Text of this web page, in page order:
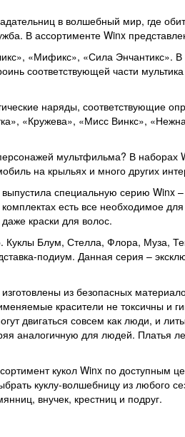
в волшебный мир, где
В ассортименте Winx
«Мификс», «Сила Энчантикс». В
соответствующей части
наряды, соответствующие
«Кружева», «Мисс Винкс»,
мультфильма? В наборах
на крыльях и много других
специальную серию Winx
есть все необходимое
краски для волос.
Блум, Стелла, Флора, Муза,
подиум. Данная серия –
из безопасных
красители не токсичны и
двигаться совсем как люди, и
аналогичную для людей. Платья
кукол Winx по доступным
куклу-волшебницу из любого
внучек, крестниц и подруг.